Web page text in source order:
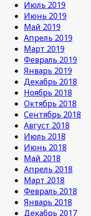
Июль 2019
Июнь 2019
Май 2019
Апрель 2019
Март 2019
Февраль 2019
Январь 2019
Декабрь 2018
Ноябрь 2018
Октябрь 2018
Сентябрь 2018
Август 2018
Июль 2018
Июнь 2018
Май 2018
Апрель 2018
Март 2018
Февраль 2018
Январь 2018
Декабрь 2017